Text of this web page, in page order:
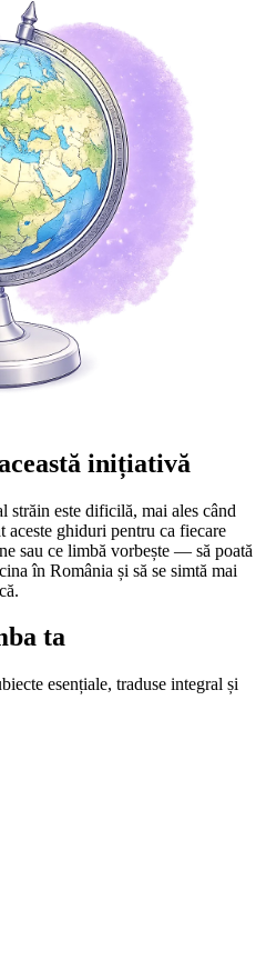
inițiativă
străin este dificilă, mai ales când
ghiduri pentru ca fiecare
sau ce limbă vorbește — să poată
în România și să se simtă mai
ta
esențiale, traduse integral și